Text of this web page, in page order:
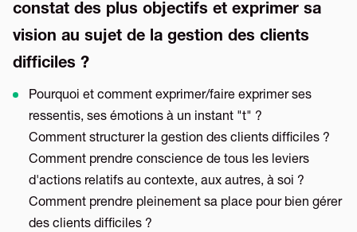
constat des plus objectifs et exprimer sa
vision au sujet de la gestion des clients
difficiles ?
Pourquoi et comment exprimer/faire exprimer ses
ressentis, ses émotions à un instant "t" ?
Comment structurer la gestion des clients difficiles ?
Comment prendre conscience de tous les leviers
d'actions relatifs au contexte, aux autres, à soi ?
Comment prendre pleinement sa place pour bien gérer
des clients difficiles ?